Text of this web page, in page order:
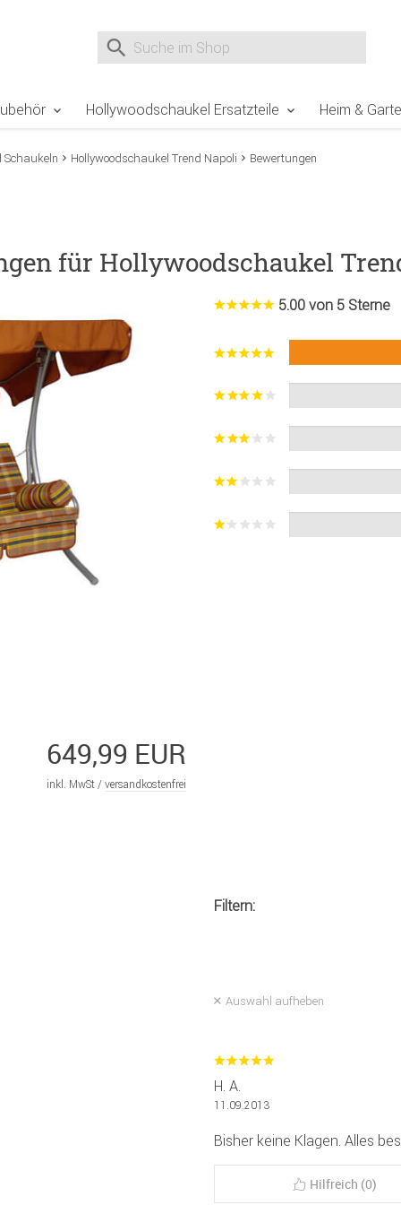
Suche nach
Hollywoodschaukel Ersatzteile Heim &
Schaukeln Hollywoodschaukel Trend Napoli Bewertungen
für Hollywoodschaukel
649,99 EUR
inkl. MwSt / versandkostenfrei
5.00 von 5 Sterne
Filtern:
Auswahl aufheben
H. A.
11.09.2013
Bisher keine Klagen. Alles
Hilfreich (0)